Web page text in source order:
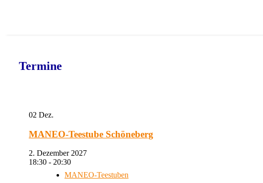
Termine
02 Dez.
MANEO-Teestube Schöneberg
2. Dezember 2027
18:30 - 20:30
MANEO-Teestuben